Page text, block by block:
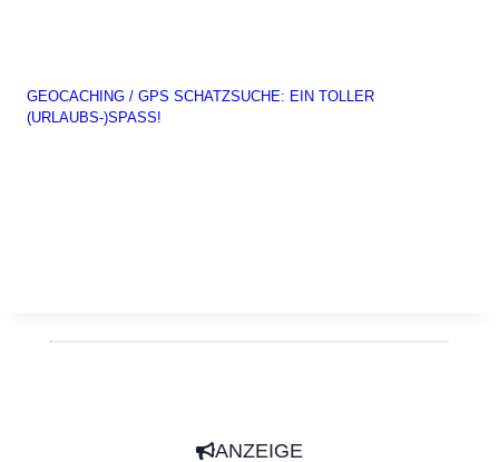
GEOCACHING / GPS SCHATZSUCHE: EIN TOLLER
(URLAUBS-)SPASS!
ANZEIGE